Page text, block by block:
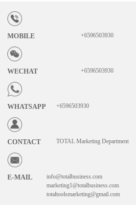
MOBILE +6596503930
WECHAT +6596503930
WHATSAPP +6596503930
CONTACT TOTAL Marketing Department
E-MAIL
info@totalbusiness.com
marketing1@totalbusiness.com
totaltoolsmarketing@gmail.com